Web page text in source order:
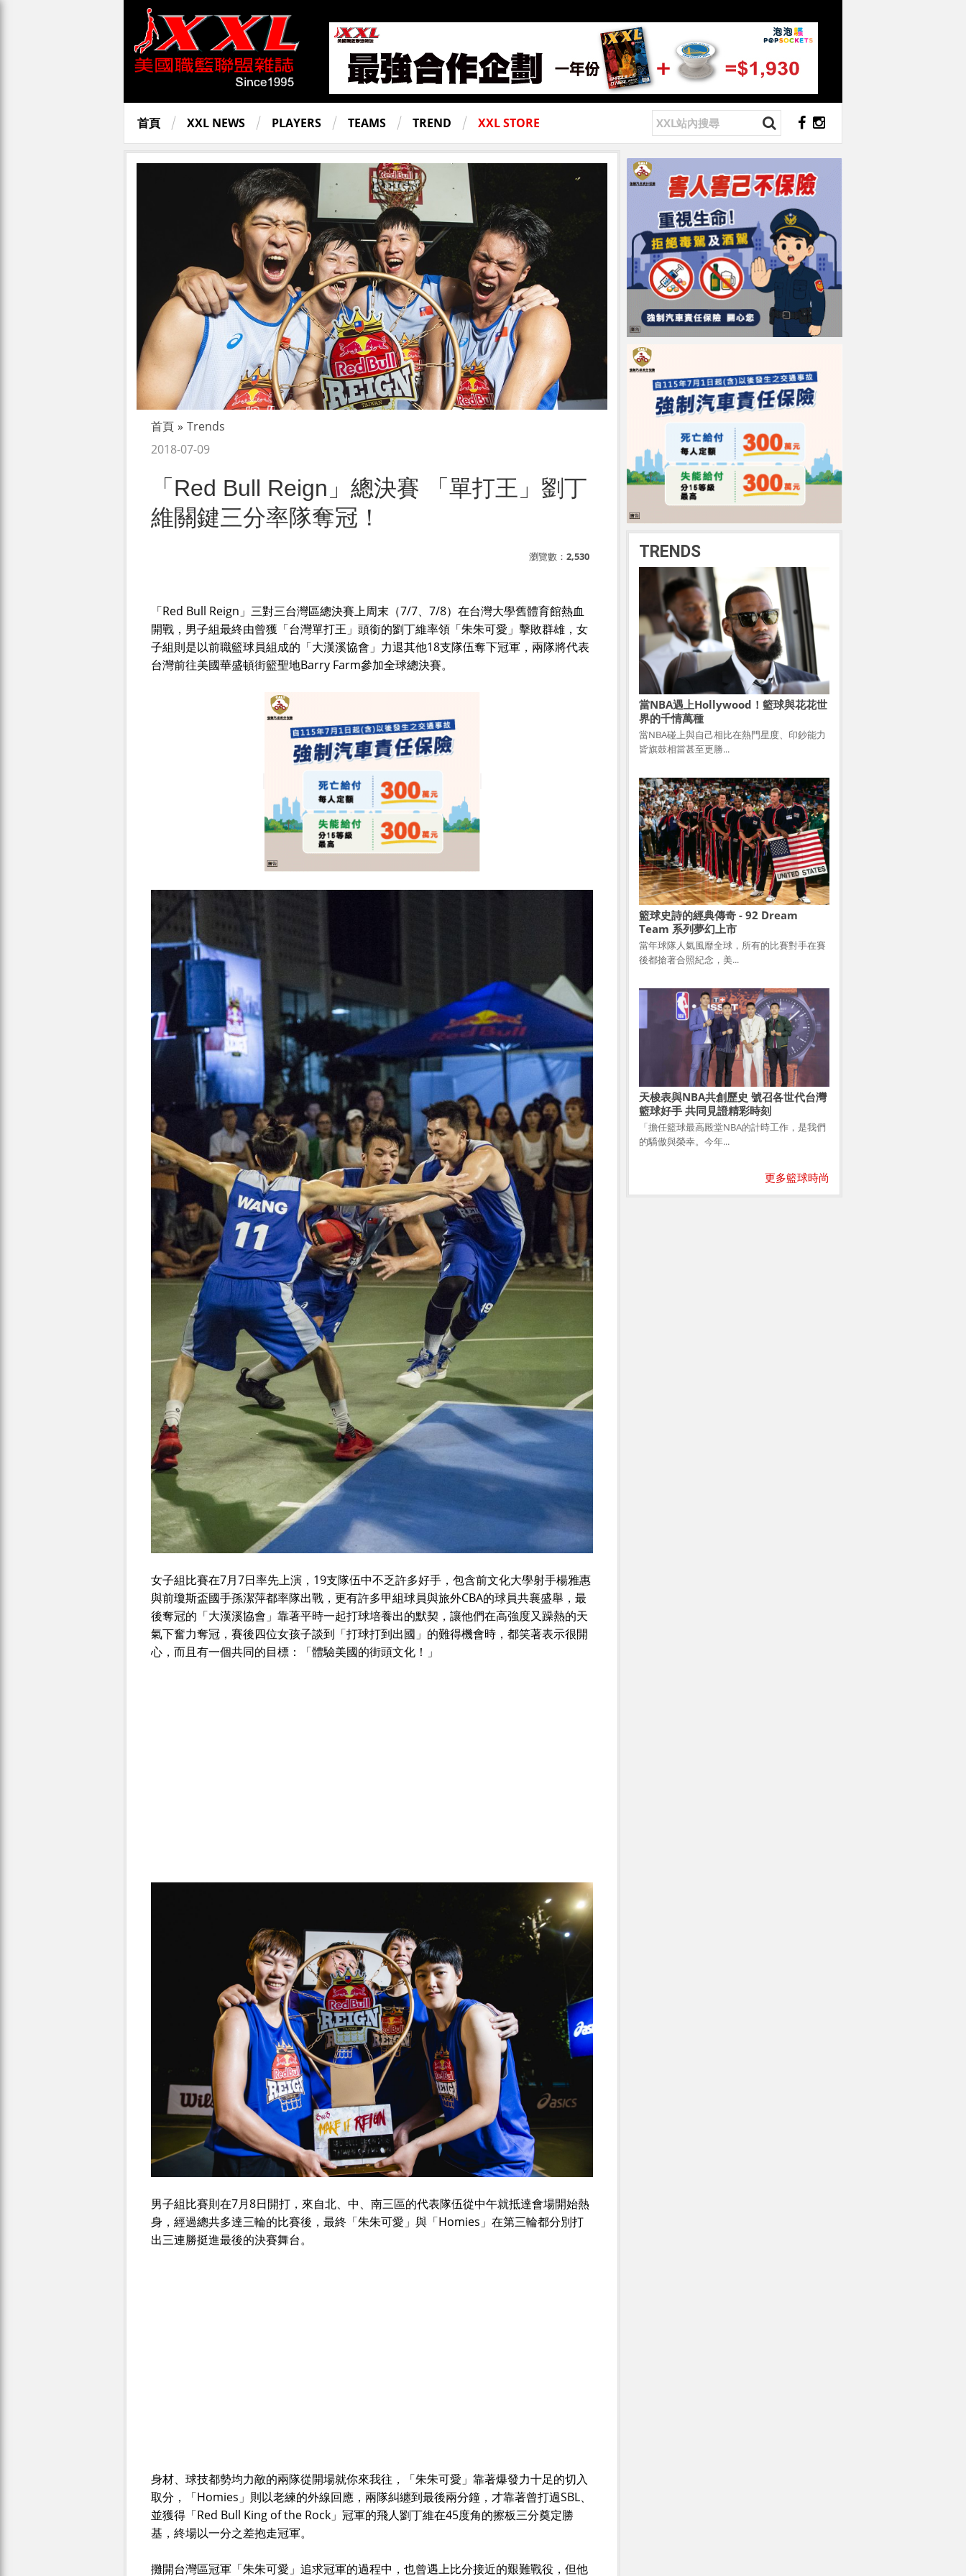
首頁 XXL NEWS PLAYERS TEAMS TREND XXL STORE
首頁 » Trends
2018-07-09
「Red Bull Reign」總決賽 「單打王」劉丁
維關鍵三分率隊奪冠！
瀏覽數： 2,530
「Red Bull Reign」三對三台灣區總決賽上周末（7/7、7/8）在台灣大學舊體育館熱血
開戰，男子組最終由曾獲「台灣單打王」頭銜的劉丁維率領「朱朱可愛」擊敗群雄，女
子組則是以前職籃球員組成的「大漢溪協會」力退其他18支隊伍奪下冠軍，兩隊將代表
台灣前往美國華盛頓街籃聖地Barry Farm參加全球總決賽。
女子組比賽在7月7日率先上演，19支隊伍中不乏許多好手，包含前文化大學射手楊雅惠
與前瓊斯盃國手孫潔萍都率隊出戰，更有許多甲組球員與旅外CBA的球員共襄盛舉，最
後奪冠的「大漢溪協會」靠著平時一起打球培養出的默契，讓他們在高強度又躁熱的天
氣下奮力奪冠，賽後四位女孩子談到「打球打到出國」的難得機會時，都笑著表示很開
心，而且有一個共同的目標：「體驗美國的街頭文化！」
男子組比賽則在7月8日開打，來自北、中、南三區的代表隊伍從中午就抵達會場開始熱
身，經過總共多達三輪的比賽後，最終「朱朱可愛」與「Homies」在第三輪都分別打
出三連勝挺進最後的決賽舞台。
身材、球技都勢均力敵的兩隊從開場就你來我往，「朱朱可愛」靠著爆發力十足的切入
取分，「Homies」則以老練的外線回應，兩隊糾纏到最後兩分鐘，才靠著曾打過SBL、
並獲得「Red Bull King of the Rock」冠軍的飛人劉丁維在45度角的擦板三分奠定勝
基，終場以一分之差抱走冠軍。
攤開台灣區冠軍「朱朱可愛」追求冠軍的過程中，也曾遇上比分接近的艱難戰役，但他
TRENDS
當NBA遇上Hollywood！籃球與花花世
界的千情萬種
當NBA碰上與自己相比在熱門星度、印鈔能力
皆旗鼓相當甚至更勝...
籃球史詩的經典傳奇 - 92 Dream
Team 系列夢幻上市
當年球隊人氣風靡全球，所有的比賽對手在賽
後都搶著合照紀念，美...
天梭表與NBA共創歷史 號召各世代台灣
籃球好手 共同見證精彩時刻
「擔任籃球最高殿堂NBA的計時工作，是我們
的驕傲與榮幸。今年...
更多籃球時尚